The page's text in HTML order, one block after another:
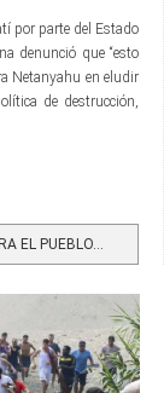
por parte del Estado
denunció que “esto
Netanyahu en eludir
de destrucción,
EL PUEBLO...